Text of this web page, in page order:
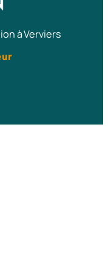
à Verviers